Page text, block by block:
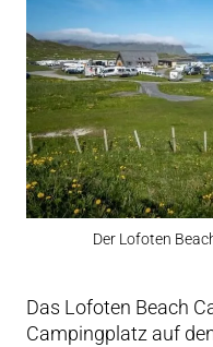
Der Lofoten
Das Lofoten Beach
Campingplatz auf